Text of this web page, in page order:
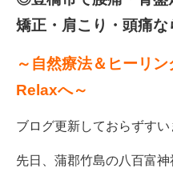
矯正・肩こり・頭痛な
～自然療法＆ヒーリ
Relaxへ～
ブログ更新しておらずす
先日、蒲郡竹島の八百富